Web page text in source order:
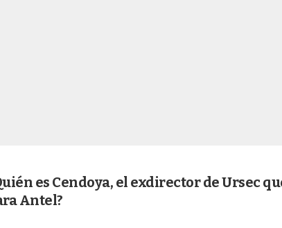
es Cendoya, el exdirector de Ursec
Antel?